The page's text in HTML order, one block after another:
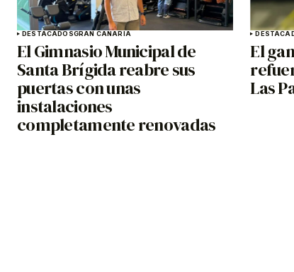
DESTACADOSGRAN CANARIA
El Gimnasio Municipal de
Santa Brígida reabre sus
puertas con unas
instalaciones
completamente renovadas
El
Las